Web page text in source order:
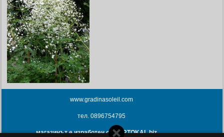
www.gradinasoleil.com
тел. 0896754795
магазинът е изработен от PORTOKAL.biz